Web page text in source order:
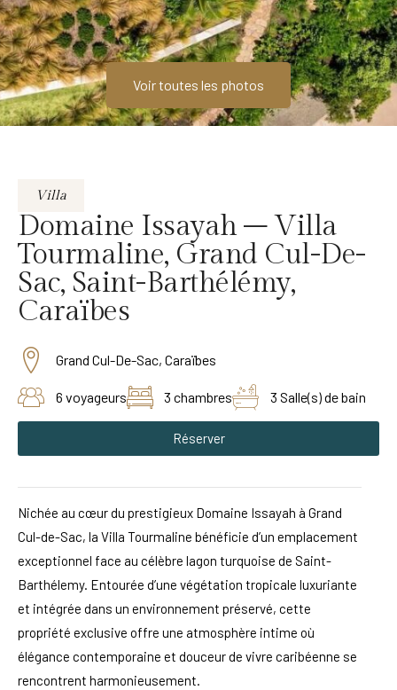
Voir toutes les photos
Villa
Domaine Issayah – Villa
Tourmaline, Grand Cul-De-
Sac, Saint-Barthélémy,
Caraïbes
Grand Cul-De-Sac, Caraïbes
6 voyageurs 3 chambres 3 Salle(s) de bain
Réserver
Nichée au cœur du prestigieux Domaine Issayah à Grand
Cul-de-Sac, la Villa Tourmaline bénéficie d’un emplacement
exceptionnel face au célèbre lagon turquoise de Saint-
Barthélemy. Entourée d’une végétation tropicale luxuriante
et intégrée dans un environnement préservé, cette
propriété exclusive offre une atmosphère intime où
élégance contemporaine et douceur de vivre caribéenne se
rencontrent harmonieusement.